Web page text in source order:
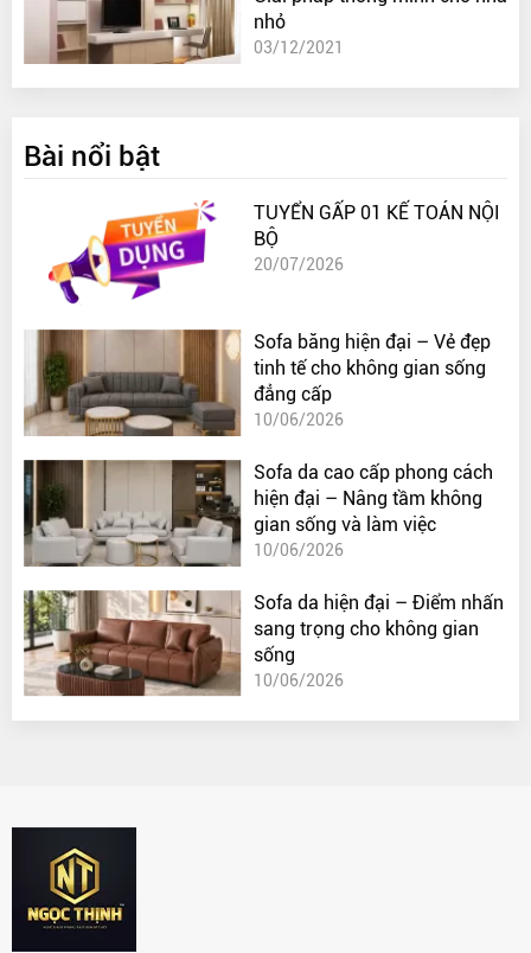
nhỏ
03/12/2021
Bài nổi bật
TUYỂN GẤP 01 KẾ TOÁN NỘI
BỘ
20/07/2026
Sofa băng hiện đại – Vẻ đẹp
tinh tế cho không gian sống
đẳng cấp
10/06/2026
Sofa da cao cấp phong cách
hiện đại – Nâng tầm không
gian sống và làm việc
10/06/2026
Sofa da hiện đại – Điểm nhấn
sang trọng cho không gian
sống
10/06/2026